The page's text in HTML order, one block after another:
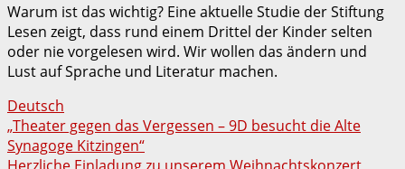
Warum ist das wichtig? Eine aktuelle Studie der Stiftung
Lesen zeigt, dass rund einem Drittel der Kinder selten
oder nie vorgelesen wird. Wir wollen das ändern und
Lust auf Sprache und Literatur machen.
Deutsch
Beitragsnavigation
„Theater gegen das Vergessen – 9D besucht die Alte
Synagoge Kitzingen“
Herzliche Einladung zu unserem Weihnachtskonzert